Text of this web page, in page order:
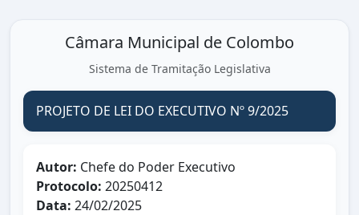
Câmara Municipal de Colombo
Sistema de Tramitação Legislativa
PROJETO DE LEI DO EXECUTIVO Nº 9/2025
Autor: Chefe do Poder Executivo
Protocolo: 20250412
Data: 24/02/2025